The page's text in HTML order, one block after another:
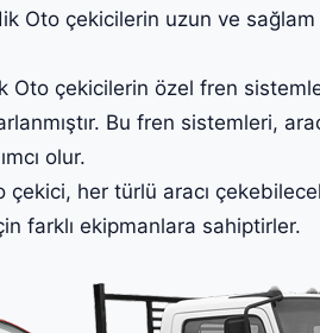
Oto çekicilerin uzun ve
Oto çekicilerin özel fren
Bu fren sistemleri,
olur.
her türlü aracı
farklı ekipmanlara sahiptirler.